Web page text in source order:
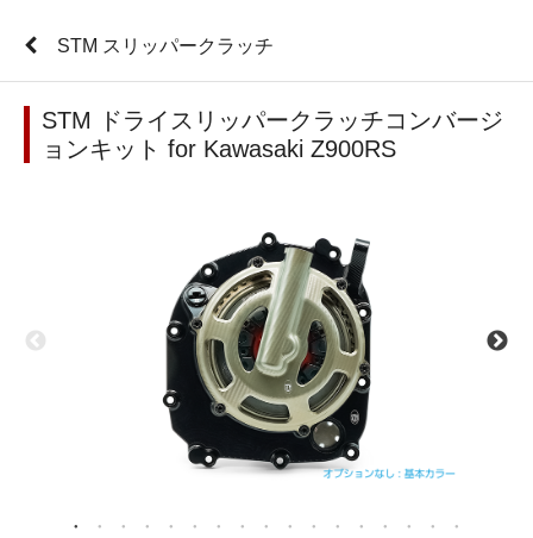
STM スリッパークラッチ
STM ドライスリッパークラッチコンバージ
ョンキット for Kawasaki Z900RS